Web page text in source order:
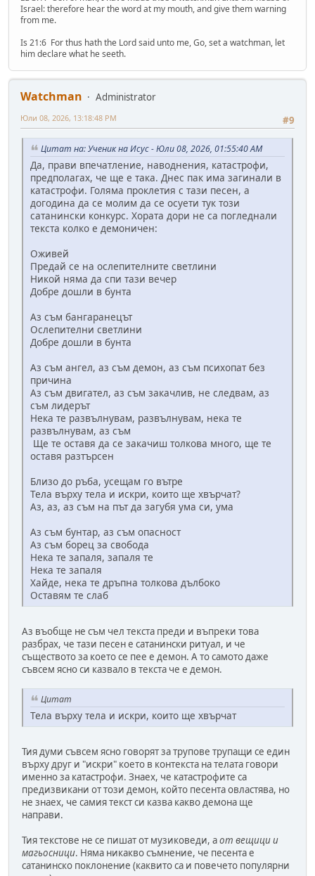
Israel: therefore hear the word at my mouth, and give them warning
from me.
Is 21:6 For thus hath the Lord said unto me, Go, set a watchman, let
him declare what he seeth.
Watchman
Administrator
#9
Юли 08, 2026, 13:18:48 PM
Цитат на: Ученик на Исус - Юли 08, 2026, 01:55:40 AM
Да, прави впечатление, наводнения, катастрофи,
предполагах, че ще е така. Днес пак има загинали в
катастрофи. Голяма проклетия с тази песен, а
догодина да се молим да се осуети тук този
сатанински конкурс. Хората дори не са погледнали
текста колко е демоничен:
Оживей
Предай се на ослепителните светлини
Никой няма да спи тази вечер
Добре дошли в бунта
Аз съм бангаранецът
Ослепителни светлини
Добре дошли в бунта
Аз съм ангел, аз съм демон, аз съм психопат без
причина
Аз съм двигател, аз съм закачлив, не следвам, аз
съм лидерът
Нека те развълнувам, развълнувам, нека те
развълнувам, аз съм
Ще те оставя да се закачиш толкова много, ще те
оставя разтърсен
Близо до ръба, усещам го вътре
Тела върху тела и искри, които ще хвърчат?
Аз, аз, аз съм на път да загубя ума си, ума
Аз съм бунтар, аз съм опасност
Аз съм борец за свобода
Нека те запаля, запаля те
Нека те запаля
Хайде, нека те дръпна толкова дълбоко
Оставям те слаб
Аз въобще не съм чел текста преди и въпреки това
разбрах, че тази песен е сатанински ритуал, и че
съществото за което се пее е демон. А то самото даже
съвсем ясно си казвало в текста че е демон.
Цитат
Тела върху тела и искри, които ще хвърчат
Тия думи съвсем ясно говорят за трупове трупащи се един
върху друг и "искри" което в контекста на телата говори
именно за катастрофи. Знаех, че катастрофите са
предизвикани от този демон, който песента овластява, но
не знаех, че самия текст си казва какво демона ще
направи.
Тия текстове не се пишат от музиковеди, аот вещици и
магьосници. Няма никакво съмнение, че песента е
сатанинско поклонение (каквито са и повечето популярни